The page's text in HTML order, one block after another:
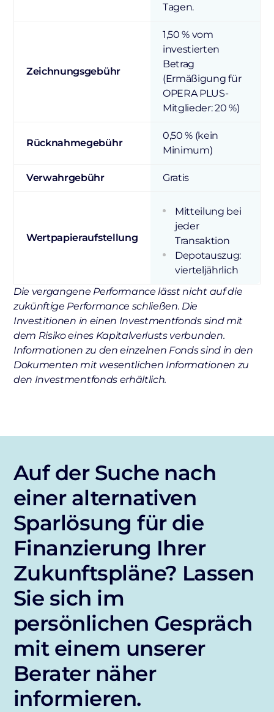
Tagen.
Zeichnungsgebühr
1,50 % vom
investierten
Betrag
(Ermäßigung für
OPERA PLUS-
Mitglieder: 20 %)
Rücknahmegebühr
0,50 % (kein
Minimum)
Verwahrgebühr Gratis
Wertpapieraufstellung
Mitteilung bei
jeder
Transaktion
Depotauszug:
vierteljährlich
Die vergangene Performance lässt nicht auf die
zukünftige Performance schließen. Die
Investitionen in einen Investmentfonds sind mit
dem Risiko eines Kapitalverlusts verbunden.
Informationen zu den einzelnen Fonds sind in den
Dokumenten mit wesentlichen Informationen zu
den Investmentfonds erhältlich.
Auf der Suche nach
einer alternativen
Sparlösung für die
Finanzierung Ihrer
Zukunftspläne? Lassen
Sie sich im
persönlichen Gespräch
mit einem unserer
Berater näher
informieren.